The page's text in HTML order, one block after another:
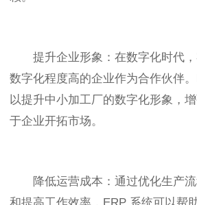
提升企业形象：在数字化时代，
数字化程度高的企业作为合作伙伴
以提升中小加工厂的数字化形象，
于企业开拓市场。
降低运营成本：通过优化生产流